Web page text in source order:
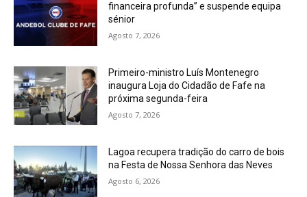
financeira profunda” e suspende equipa
sénior
Agosto 7, 2026
Primeiro-ministro Luís Montenegro
inaugura Loja do Cidadão de Fafe na
próxima segunda-feira
Agosto 7, 2026
Lagoa recupera tradição do carro de bois
na Festa de Nossa Senhora das Neves
Agosto 6, 2026